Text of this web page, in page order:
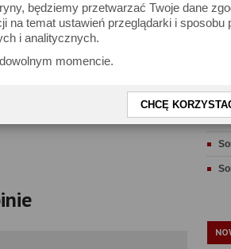
będziemy przetwarzać Twoje dane
na temat ustawień przeglądarki i sposobu
i analitycznych.
momencie.
CHCĘ
Porównaj lornetki